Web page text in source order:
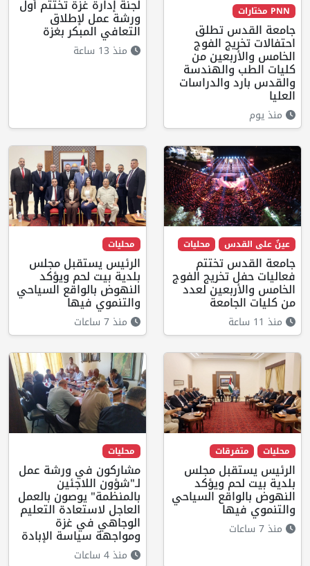
PNN مختارات
جامعة القدس تطلق
احتفالات تخريج الفوج
الخامس والأربعين من
كليات الطب والهندسة
والقدس بارد والدراسات
العليا
منذ يوم
لجنة إدارة غزة تختتم أول
ورشة عمل لإطلاق
التعافي المبكر بغزة
منذ 13 ساعة
عينٌ على القدس محليات
جامعة القدس تختتم
فعاليات حفل تخريج الفوج
الخامس والأربعين لعدد
من كليات الجامعة
منذ 11 ساعة
محليات
الرئيس يستقبل مجلس
بلدية بيت لحم ويؤكد
النهوض بالواقع السياحي
والتنموي فيها
منذ 7 ساعات
محليات متفرقات
الرئيس يستقبل مجلس
بلدية بيت لحم ويؤكد
النهوض بالواقع السياحي
والتنموي فيها
منذ 7 ساعات
محليات
مشاركون في ورشة عمل
لـ"شؤون اللاجئين
بالمنظمة" يوصون بالعمل
العاجل لاستعادة التعليم
الوجاهي في غزة
ومواجهة سياسة الإبادة
منذ 4 ساعات